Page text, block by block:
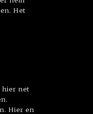
Het
hier net
Hier en